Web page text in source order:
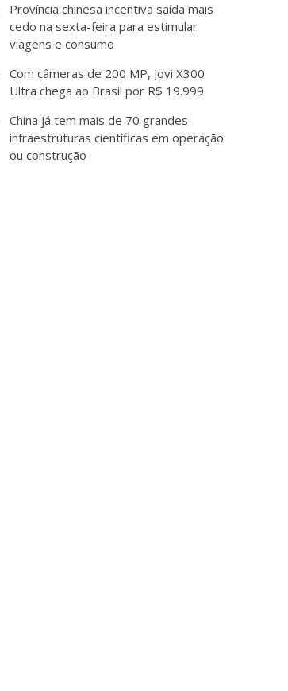
Província chinesa incentiva saída mais
cedo na sexta-feira para estimular
viagens e consumo
Com câmeras de 200 MP, Jovi X300
Ultra chega ao Brasil por R$ 19.999
China já tem mais de 70 grandes
infraestruturas científicas em operação
ou construção